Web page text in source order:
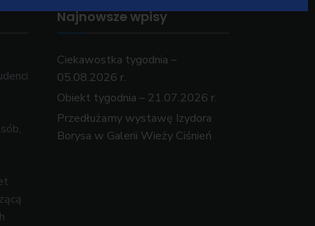
Najnowsze wpisy
Ciekawostka tygodnia –
05.08.2026 r.
Obiekt tygodnia – 21.07.2026 r.
Przedłużamy wystawę Izydora
Borysa w Galerii Wieży Ciśnień